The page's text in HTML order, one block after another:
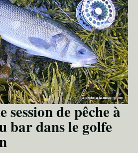
session de pêche à
bar dans le golfe